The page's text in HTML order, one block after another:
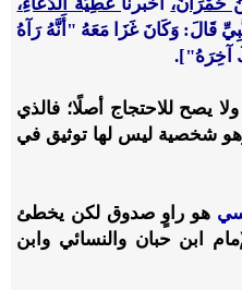
قَالَ: وَكَانَ غَزَا مَعَهُ "أَنَّهُ رَآهُ
آخِرَهُ"].
يصح للاحتجاج أصلًا؛ فالذي
شخصية ليس لها توثيق في
هو راوٍ صدوق لكن يخطئ
ابن حبان والنسائي وابن